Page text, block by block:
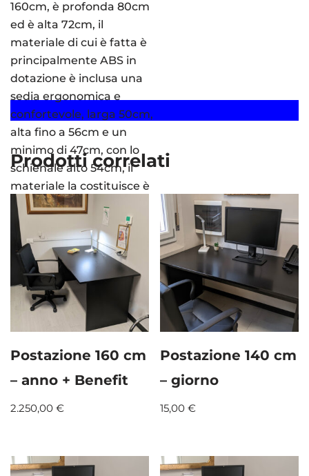
160cm, è profonda 80cm
ed è alta 72cm, il
materiale di cui è fatta è
principalmente ABS in
dotazione è inclusa una
sedia ergonomica e
confortevole, larga 50cm,
alta fino a 56cm e un
minimo di 47cm, con lo
schienale alto 54cm, il
materiale la costituisce è
ecopelle.
Prodotti correlati
Postazione 160 cm
– anno + Benefit
2.250,00 €
Postazione 140 cm
– giorno
15,00€